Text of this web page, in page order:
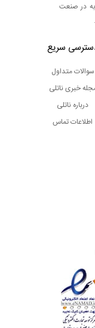
از 80 سال تجربه در صنعت
سریع
سوالات متداول
خبری ناتلی
درباره ناتلی
اطلاعات تماس